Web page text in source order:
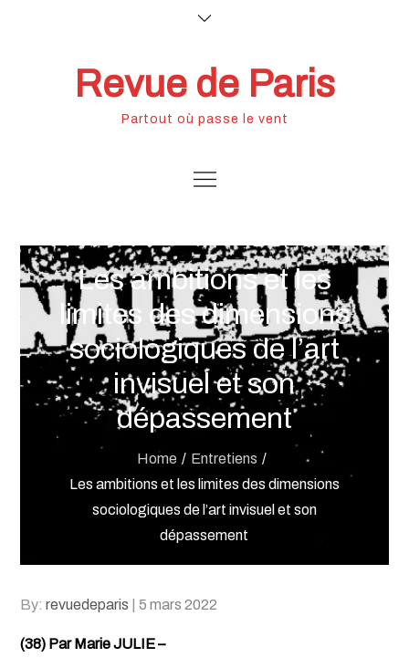
Revue de Paris
Partout où passe le vent
Les ambitions et les
limites des dimensions
sociologiques de l’art
invisuel et son
dépassement
Home
Entretiens
Les ambitions et les limites des dimensions
sociologiques de l’art invisuel et son
dépassement
By:revuedeparis
Posted
5 mars 2022
(38) Par Marie JULIE –